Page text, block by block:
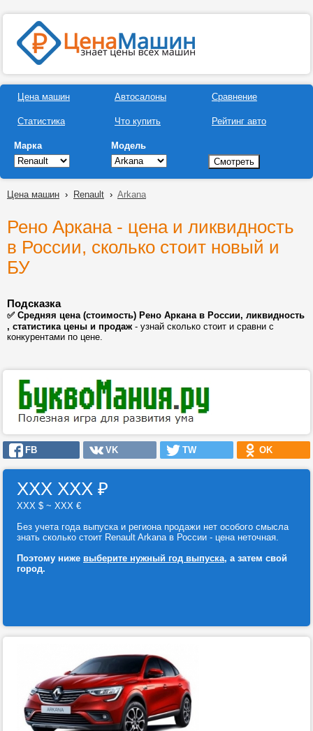
Цена машин
Статистика
Автосалоны
Что купить
Сравнение
Рейтинг авто
Марка Модель
Цена машин › Renault › Arkana
Рено Аркана - цена и ликвидность
в России, сколько стоит новый и
БУ
Подсказка
✅ Средняя цена (стоимость) Рено Аркана в России, ликвидность
, статистика цены и продаж- узнай сколько стоит и сравни с
конкурентами по цене.
FB VK TW OK
ХХХ ХХХ ₽
ХХХ $ ~ ХХХ €
Без учета года выпуска и региона продажи нет особого смысла
знать сколько стоит Renault Arkana в России - цена неточная.
Поэтому ниже выберите нужный год выпуска, а затем свой
город.